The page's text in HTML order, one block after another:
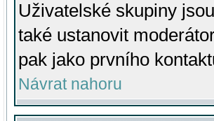
Uživatelské skupiny
také ustanovit
pak jako prvního
Návrat nahoru